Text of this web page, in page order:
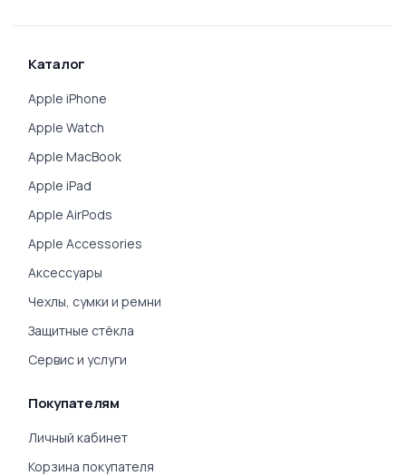
Каталог
Apple iPhone
Apple Watch
Apple MacBook
Apple iPad
Apple AirPods
Apple Accessories
Аксессуары
Чехлы, сумки и ремни
Защитные стёкла
Сервис и услуги
Покупателям
Личный кабинет
Корзина покупателя